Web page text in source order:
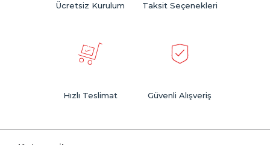
Ücretsiz Kurulum Taksit Seçenekleri
Hızlı Teslimat Güvenli Alışveriş